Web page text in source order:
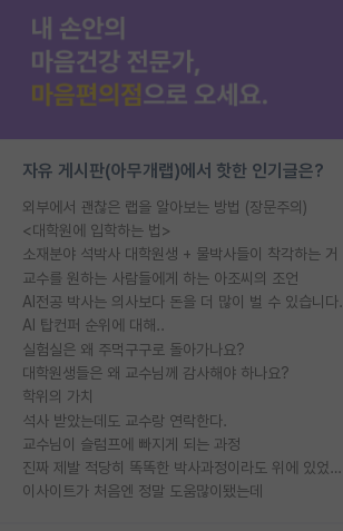
자유 게시판(아무개랩)에서 핫한 인기글은?
외부에서 괜찮은 랩을 알아보는 방법 (장문주의)
<대학원에 입학하는 법>
소재분야 석박사 대학원생 + 물박사들이 착각하는 거
교수를 원하는 사람들에게 하는 아조씨의 조언
AI전공 박사는 의사보다 돈을 더 많이 벌 수 있습니다.
AI 탑컨퍼 순위에 대해..
실험실은 왜 주먹구구로 돌아가나요?
대학원생들은 왜 교수님께 감사해야 하나요?
학위의 가치
석사 받았는데도 교수랑 연락한다.
교수님이 슬럼프에 빠지게 되는 과정
진짜 제발 적당히 똑똑한 박사과정이라도 위에 있었으면..
이사이트가 처음엔 정말 도움많이됐는데